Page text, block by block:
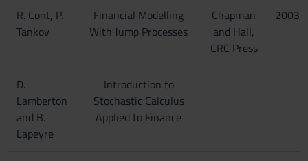
R. Cont, P.
Tankov
Financial Modelling
With Jump Processes
Chapman
and Hall,
CRC Press
2003
D.
Lamberton
and B.
Lapeyre
Introduction to
Stochastic Calculus
Applied to Finance